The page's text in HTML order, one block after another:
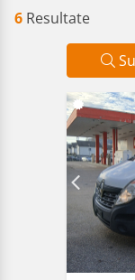
6 Resultate